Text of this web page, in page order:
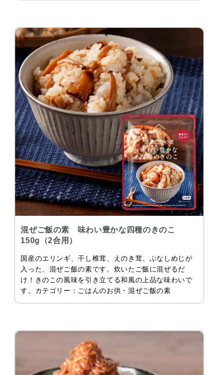
混ぜご飯の素 味わい豊かな四種のきのこ
150g（2合用）
国産のエリンギ、干し椎茸、えのき茸、ぶなしめじが
入った、混ぜご飯の素です。炊いたご飯に混ぜるだ
け！きのこの風味を引き立てる和風の上品な味わいで
す。カテゴリー：ごはんのお供・混ぜご飯の素